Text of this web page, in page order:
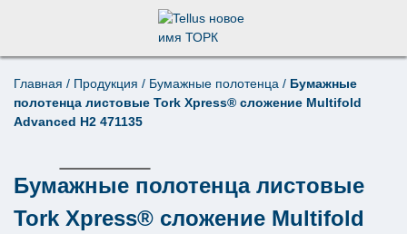
Поиск по товарам
×
Главная / Продукция / Бумажные полотенца / Бумажные
полотенца листовые Tork Xpress® сложение Multifold
Advanced Н2 471135
Бумажные полотенца листовые
Tork Xpress® сложение Multifold